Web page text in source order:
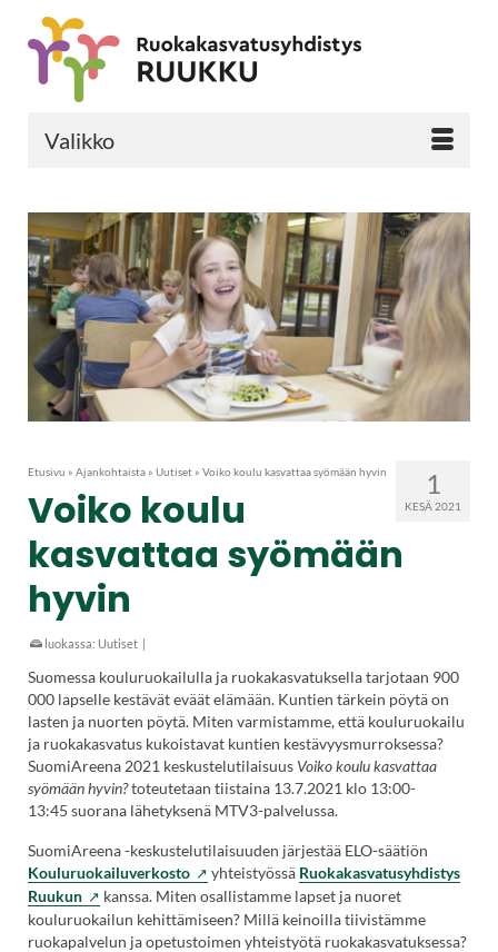
Valikko
1
KESÄ 2021
Etusivu » Ajankohtaista » Uutiset » Voiko koulu kasvattaa syömään hyvin
Voiko koulu
kasvattaa syömään
hyvin
luokassa: Uutiset |
Suomessa kouluruokailulla ja ruokakasvatuksella tarjotaan 900
000 lapselle kestävät eväät elämään. Kuntien tärkein pöytä on
lasten ja nuorten pöytä. Miten varmistamme, että kouluruokailu
ja ruokakasvatus kukoistavat kuntien kestävyysmurroksessa?
SuomiAreena 2021 keskustelutilaisuus Voiko koulu kasvattaa
syömään hyvin?toteutetaan tiistaina 13.7.2021 klo 13:00-
13:45 suorana lähetyksenä MTV3-palvelussa.
SuomiAreena -keskustelutilaisuuden järjestää ELO-säätiön
Kouluruokailuverkosto(Vieraile
ulkoisella
sivustolla.
Linkki
yhteistyössä Ruokakasvatusyhdistys
Ruukun(Vieraile
ulkoisella
sivustolla.
kanssa. Miten osallistamme lapset ja nuoret
kouluruokailun kehittämiseen? Millä keinoilla tiivistämme
ruokapalvelun ja opetustoimen yhteistyötä ruokakasvatuksessa?